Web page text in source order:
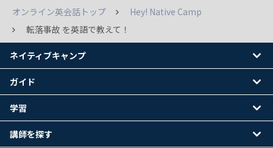
オンライン英会話トップ
Hey! Native Camp
転落事故 を英語で教えて！
ネイティブキャンプ
ガイド
学習
講師を探す